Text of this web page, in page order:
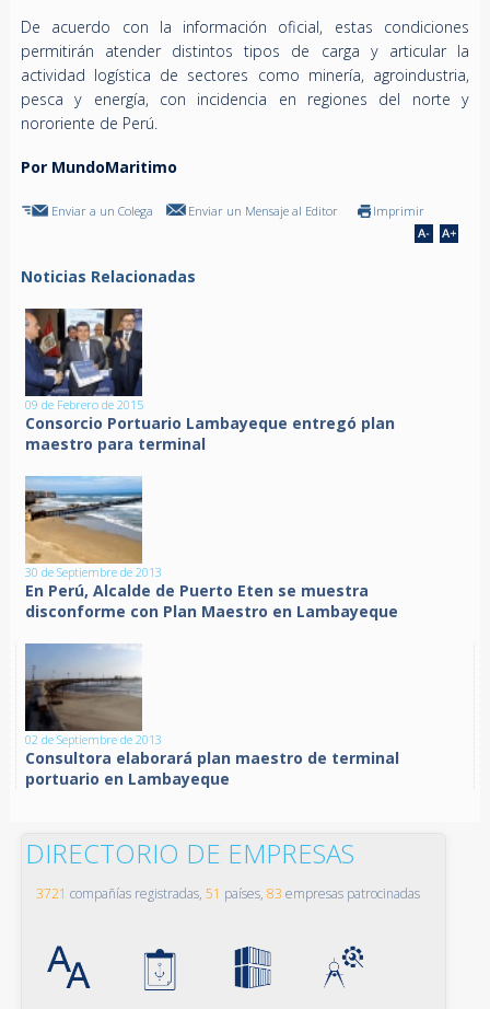
De acuerdo con la información oficial, estas condiciones
permitirán atender distintos tipos de carga y articular la
actividad logística de sectores como minería, agroindustria,
pesca y energía, con incidencia en regiones del norte y
nororiente de Perú.
Por MundoMaritimo
Enviar a un Colega Enviar un Mensaje al Editor Imprimir
Noticias Relacionadas
09 de Febrero de 2015
Consorcio Portuario Lambayeque entregó plan
maestro para terminal
30 de Septiembre de 2013
En Perú, Alcalde de Puerto Eten se muestra
disconforme con Plan Maestro en Lambayeque
02 de Septiembre de 2013
Consultora elaborará plan maestro de terminal
portuario en Lambayeque
DIRECTORIO DE EMPRESAS
3721 compañías registradas, 51 países, 83 empresas patrocinadas